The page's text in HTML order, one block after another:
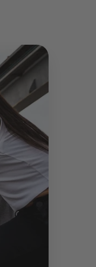
Lieferung.
gekauft habe.
Deutschland,
Quelle:
Trusted Shops